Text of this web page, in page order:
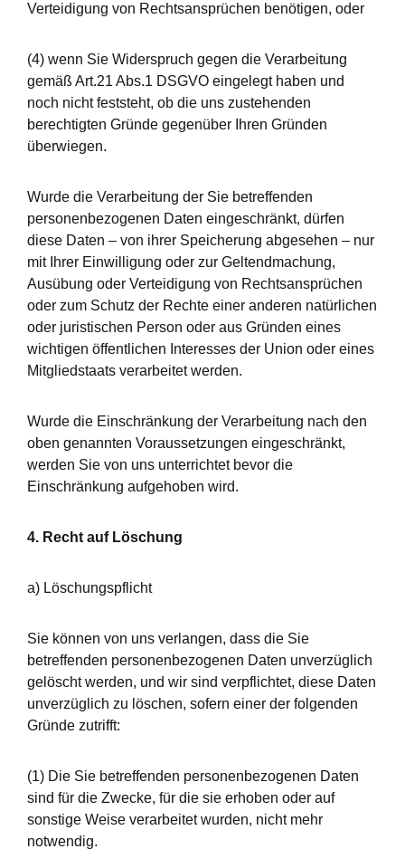
Verteidigung von Rechtsansprüchen benötigen, oder
(4) wenn Sie Widerspruch gegen die Verarbeitung
gemäß Art.21 Abs.1 DSGVO eingelegt haben und
noch nicht feststeht, ob die uns zustehenden
berechtigten Gründe gegenüber Ihren Gründen
überwiegen.
Wurde die Verarbeitung der Sie betreffenden
personenbezogenen Daten eingeschränkt, dürfen
diese Daten – von ihrer Speicherung abgesehen – nur
mit Ihrer Einwilligung oder zur Geltendmachung,
Ausübung oder Verteidigung von Rechtsansprüchen
oder zum Schutz der Rechte einer anderen natürlichen
oder juristischen Person oder aus Gründen eines
wichtigen öffentlichen Interesses der Union oder eines
Mitgliedstaats verarbeitet werden.
Wurde die Einschränkung der Verarbeitung nach den
oben genannten Voraussetzungen eingeschränkt,
werden Sie von uns unterrichtet bevor die
Einschränkung aufgehoben wird.
4. Recht auf Löschung
a) Löschungspflicht
Sie können von uns verlangen, dass die Sie
betreffenden personenbezogenen Daten unverzüglich
gelöscht werden, und wir sind verpflichtet, diese Daten
unverzüglich zu löschen, sofern einer der folgenden
Gründe zutrifft:
(1) Die Sie betreffenden personenbezogenen Daten
sind für die Zwecke, für die sie erhoben oder auf
sonstige Weise verarbeitet wurden, nicht mehr
notwendig.